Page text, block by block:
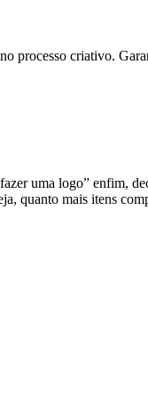
processo criativo.
uma logo” enfim,
quanto mais itens